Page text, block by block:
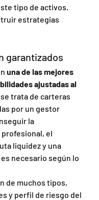
tipo de activos.
estrategias
garantizados
una de las mejores
ajustadas al
trata de carteras
por un gestor
la
el
liquidez y una
necesario según lo
de muchos tipos,
y perfil de riesgo del